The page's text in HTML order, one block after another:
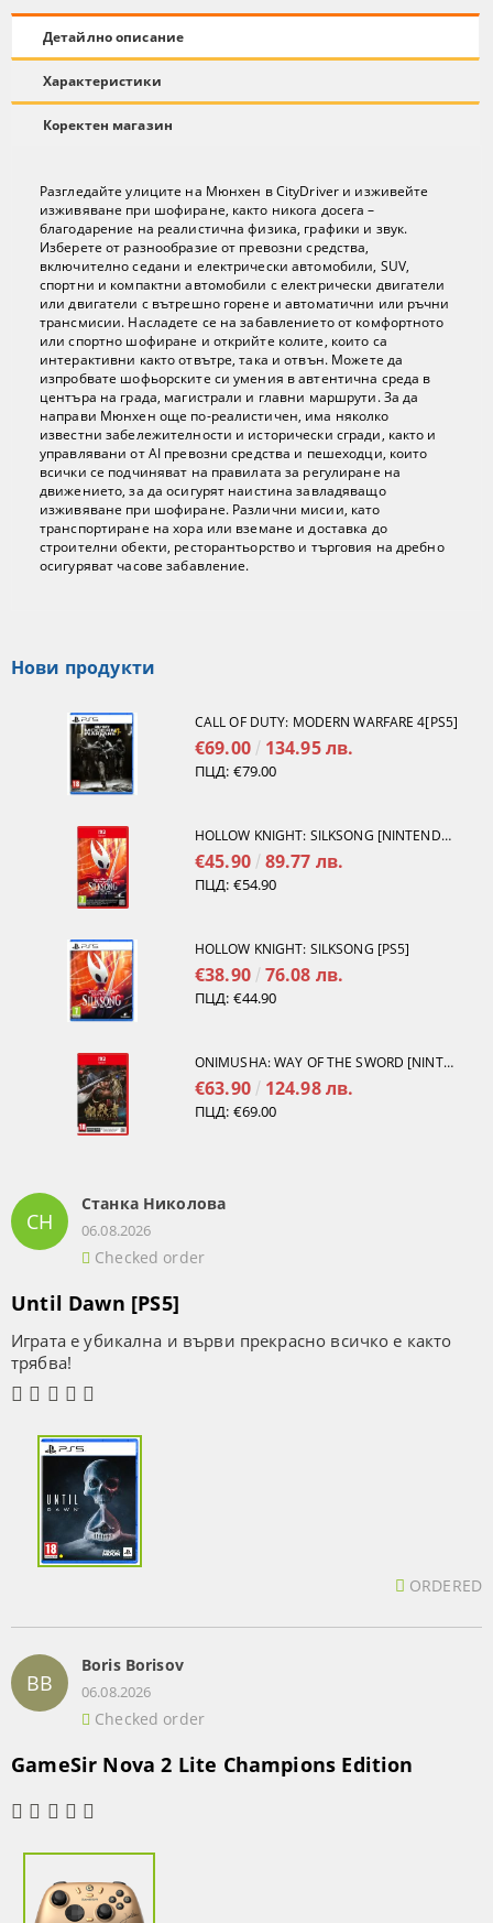
Детайлно описание
Характеристики
Коректен магазин
Разгледайте улиците на Мюнхен в CityDriver и изживейте
изживяване при шофиране, както никога досега –
благодарение на реалистична физика, графики и звук.
Изберете от разнообразие от превозни средства,
включително седани и електрически автомобили, SUV,
спортни и компактни автомобили с електрически двигатели
или двигатели с вътрешно горене и автоматични или ръчни
трансмисии. Насладете се на забавлението от комфортното
или спортно шофиране и открийте колите, които са
интерактивни както отвътре, така и отвън. Можете да
изпробвате шофьорските си умения в автентична среда в
центъра на града, магистрали и главни маршрути. За да
направи Мюнхен още по-реалистичен, има няколко
известни забележителности и исторически сгради, както и
управлявани от AI превозни средства и пешеходци, които
всички се подчиняват на правилата за регулиране на
движението, за да осигурят наистина завладяващо
изживяване при шофиране. Различни мисии, като
транспортиране на хора или вземане и доставка до
строителни обекти, ресторантьорство и търговия на дребно
осигуряват часове забавление.
Нови продукти
CALL OF DUTY: MODERN WARFARE 4[PS5]
€69.00 134.95 лв.
ПЦД: €79.00
HOLLOW KNIGHT: SILKSONG [NINTENDO SWITCH 2]
€45.90 89.77 лв.
ПЦД: €54.90
HOLLOW KNIGHT: SILKSONG [PS5]
€38.90 76.08 лв.
ПЦД: €44.90
ONIMUSHA: WAY OF THE SWORD [NINTENDO SWITCH 2]
€63.90 124.98 лв.
ПЦД: €69.00
СН
Станка Николова
06.08.2026
Checked order
Until Dawn [PS5]
Играта е убикална и върви прекрасно всичко е както
трябва!
ORDERED
BB
Boris Borisov
06.08.2026
Checked order
GameSir Nova 2 Lite Champions Edition